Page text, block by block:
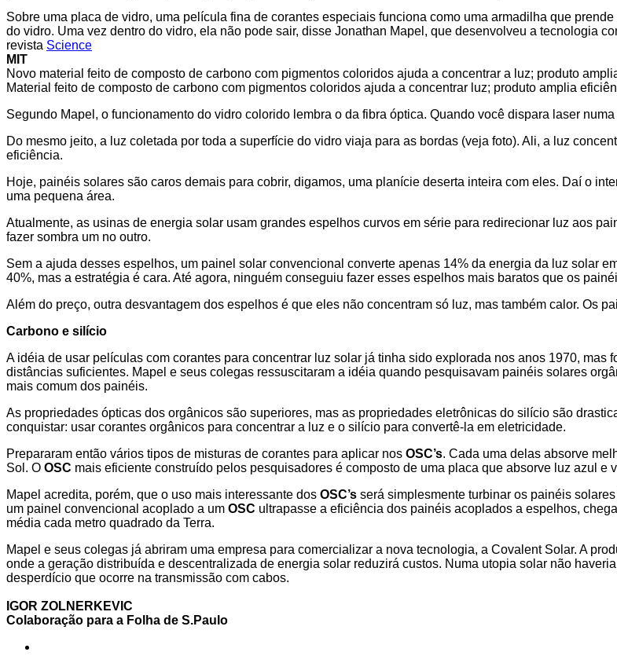
Sobre uma placa de vidro, uma película fina de corantes especiais funciona como uma armadilha que
do vidro. Uma vez dentro do vidro, ela não pode sair, disse Jonathan Mapel, que desenvolveu a tecnologia
revista Science
MIT
Novo material feito de composto de carbono com pigmentos coloridos ajuda a concentrar a luz; produto
Material feito de composto de carbono com pigmentos coloridos ajuda a concentrar luz; produto amplia
Segundo Mapel, o funcionamento do vidro colorido lembra o da fibra óptica. Quando você dispara laser
Do mesmo jeito, a luz coletada por toda a superfície do vidro viaja para as bordas (veja foto). Ali, a luz
eficiência.
Hoje, painéis solares são caros demais para cobrir, digamos, uma planície deserta inteira com eles. Daí o
uma pequena área.
Atualmente, as usinas de energia solar usam grandes espelhos curvos em série para redirecionar luz aos
fazer sombra um no outro.
Sem a ajuda desses espelhos, um painel solar convencional converte apenas 14% da energia da luz solar
40%, mas a estratégia é cara. Até agora, ninguém conseguiu fazer esses espelhos mais baratos que os
Além do preço, outra desvantagem dos espelhos é que eles não concentram só luz, mas também calor. Os
Carbono e silício
A idéia de usar películas com corantes para concentrar luz solar já tinha sido explorada nos anos 1970,
distâncias suficientes. Mapel e seus colegas ressuscitaram a idéia quando pesquisavam painéis solares
mais comum dos painéis.
As propriedades ópticas dos orgânicos são superiores, mas as propriedades eletrônicas do silício são
conquistar: usar corantes orgânicos para concentrar a luz e o silício para convertê-la em eletricidade.
Prepararam então vários tipos de misturas de corantes para aplicar nos OSC’s. Cada uma delas absorve
Sol. O OSC mais eficiente construído pelos pesquisadores é composto de uma placa que absorve luz azul e
Mapel acredita, porém, que o uso mais interessante dos OSC’s será simplesmente turbinar os painéis
um painel convencional acoplado a um OSC ultrapasse a eficiência dos painéis acoplados a espelhos,
média cada metro quadrado da Terra.
Mapel e seus colegas já abriram uma empresa para comercializar a nova tecnologia, a Covalent Solar. A
onde a geração distribuída e descentralizada de energia solar reduzirá custos. Numa utopia solar não
desperdício que ocorre na transmissão com cabos.
IGOR ZOLNERKEVIC
Colaboração para a Folha de S.Paulo